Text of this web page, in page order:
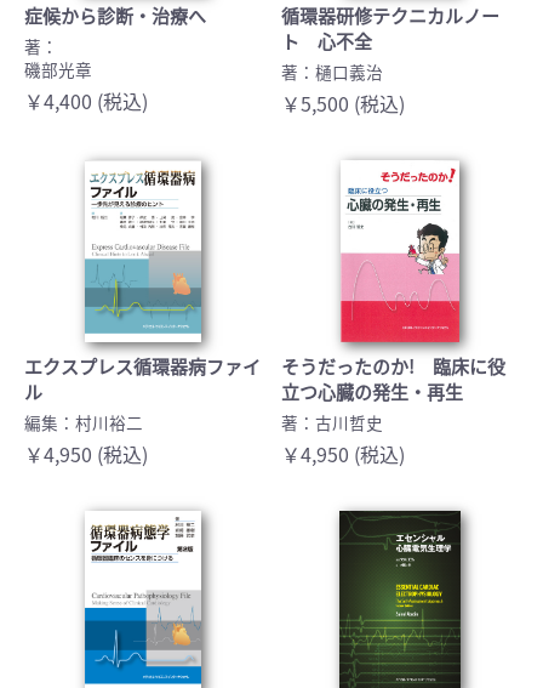
症候から診断・治療へ
著：
磯部光章
￥4,400 (税込)
循環器研修テクニカルノー
ト 心不全
著：樋口義治
￥5,500 (税込)
エクスプレス循環器病ファイ
ル
編集：村川裕二
￥4,950 (税込)
そうだったのか! 臨床に役
立つ心臓の発生・再生
著：古川哲史
￥4,950 (税込)